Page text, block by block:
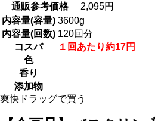
通販参考価格
2,095円
内容量(容量) 3600g
内容量(回数) 120回分
コスパ
１回あたり約17円
色
香り
添加物
爽快ドラッグで買う